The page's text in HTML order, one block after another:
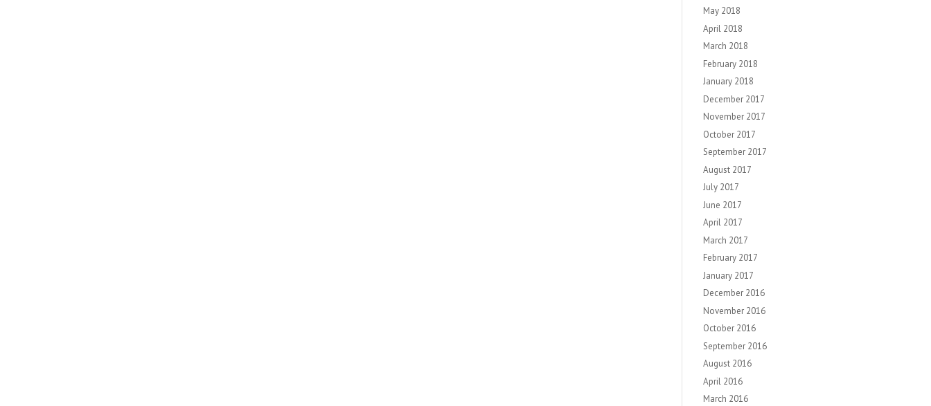
May 2018
April 2018
March 2018
February 2018
January 2018
December 2017
November 2017
October 2017
September 2017
August 2017
July 2017
June 2017
April 2017
March 2017
February 2017
January 2017
December 2016
November 2016
October 2016
September 2016
August 2016
April 2016
March 2016